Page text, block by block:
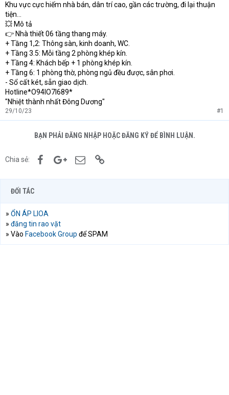
Khu vực cực hiếm nhà bán, dân trí cao, gần các trường, đi lại thuận
tiện...
💥 Mô tả
👉 Nhà thiết 06 tầng thang máy.
+ Tầng 1,2: Thông sàn, kinh doanh, WC.
+ Tầng 3.5: Mỗi tầng 2 phòng khép kín.
+ Tầng 4: Khách bếp + 1 phòng khép kín.
+ Tầng 6: 1 phòng thờ, phòng ngủ đều được, sân phơi.
- Sổ cất két, sẵn giao dịch.
Hotline*O94lO7l689*
"Nhiệt thành nhất Đông Dương"
29/10/23 #1
BẠN PHẢI ĐĂNG NHẬP HOẶC ĐĂNG KÝ ĐỂ BÌNH LUẬN.
Chia sẻ: FacebookGoogle+Email
ĐỐI TÁC
» ỔN ÁP LIOA
» đăng tin rao vặt
» Vào Facebook Group để SPAM